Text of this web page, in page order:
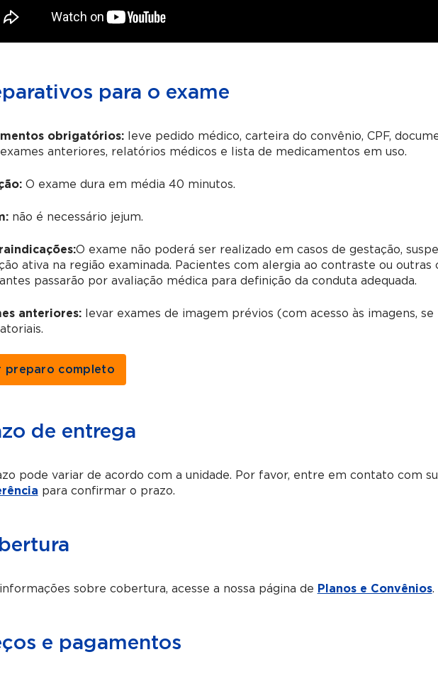
para o exame
obrigatórios:leve pedido médico, carteira do convênio, CPF,
anteriores, relatórios médicos e lista de medicamentos em uso.
O exame dura em média 40 minutos.
não é necessário jejum.
O exame não poderá ser realizado em casos de gestação,
ativa na região examinada. Pacientes com alergia ao contraste ou outras
passarão por avaliação médica para definição da conduta adequada.
anteriores:levar exames de imagem prévios (com acesso às imagens,
preparo completo
de entrega
pode variar de acordo com a unidade. Por favor, entre em contato com
para confirmar o prazo.
sobre cobertura, acesse a nossa página de Planos e Convênios.
e pagamentos